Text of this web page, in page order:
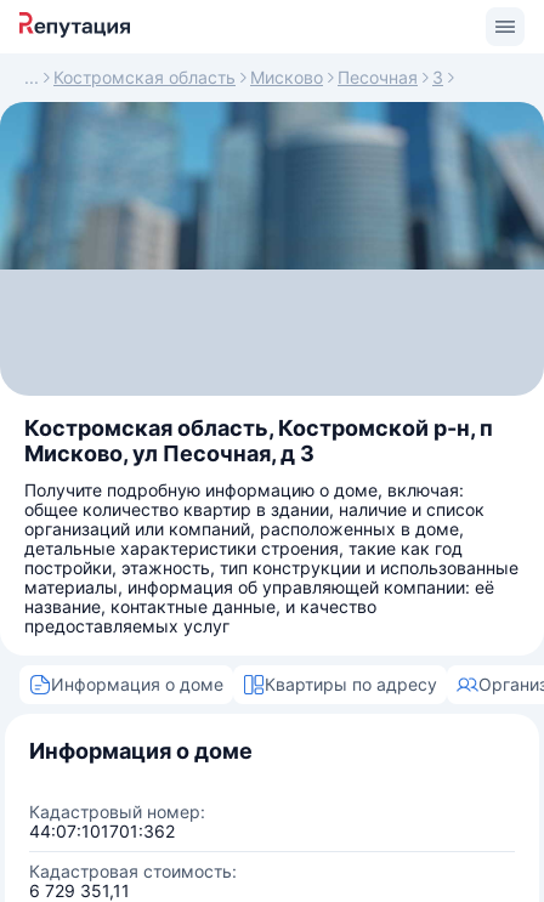
Костромская область Мисково Песочная 3
Костромская область, Костромской р-н, п
Мисково, ул Песочная, д 3
Получите подробную информацию о доме, включая:
общее количество квартир в здании, наличие и список
организаций или компаний, расположенных в доме,
детальные характеристики строения, такие как год
постройки, этажность, тип конструкции и использованные
материалы, информация об управляющей компании: её
название, контактные данные, и качество
предоставляемых услуг
Информация о доме Квартиры по адресу
Информация о доме
Кадастровый номер:
44:07:101701:362
Кадастровая стоимость:
6 729 351,11